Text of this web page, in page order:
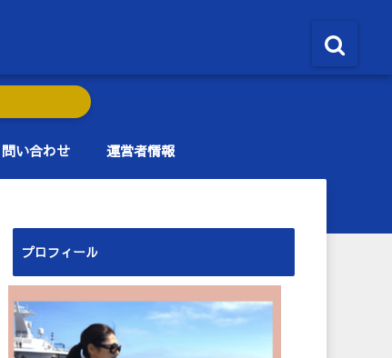
問い合わせ 運営者情報
プロフィール